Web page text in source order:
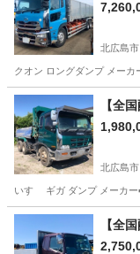
北広島市
クオン ロングダンプ メー
北海道 北広島市【全
北広島市
いすゞ ギガ ダンプ メーカ
北海道 北広島市【全